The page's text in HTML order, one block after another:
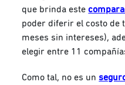
que brinda este
poder diferir el costo de
meses sin intereses),
elegir entre 11
Como tal, no es un